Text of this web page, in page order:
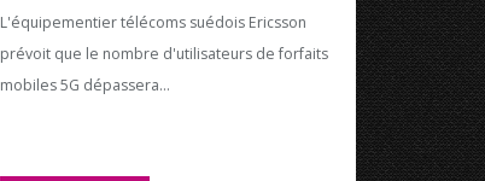
L'équipementier télécoms suédois Ericsson
prévoit que le nombre d'utilisateurs de forfaits
mobiles 5G dépassera...